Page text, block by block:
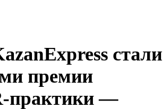
стали
премии
практики —